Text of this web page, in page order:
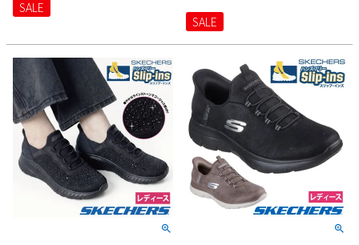
30
日 月 火
土
1
3 4
5
6
7 8 10 11
13
14 15 17 18
19
20
21 22 24
26
27
28 29
SALE
SALE